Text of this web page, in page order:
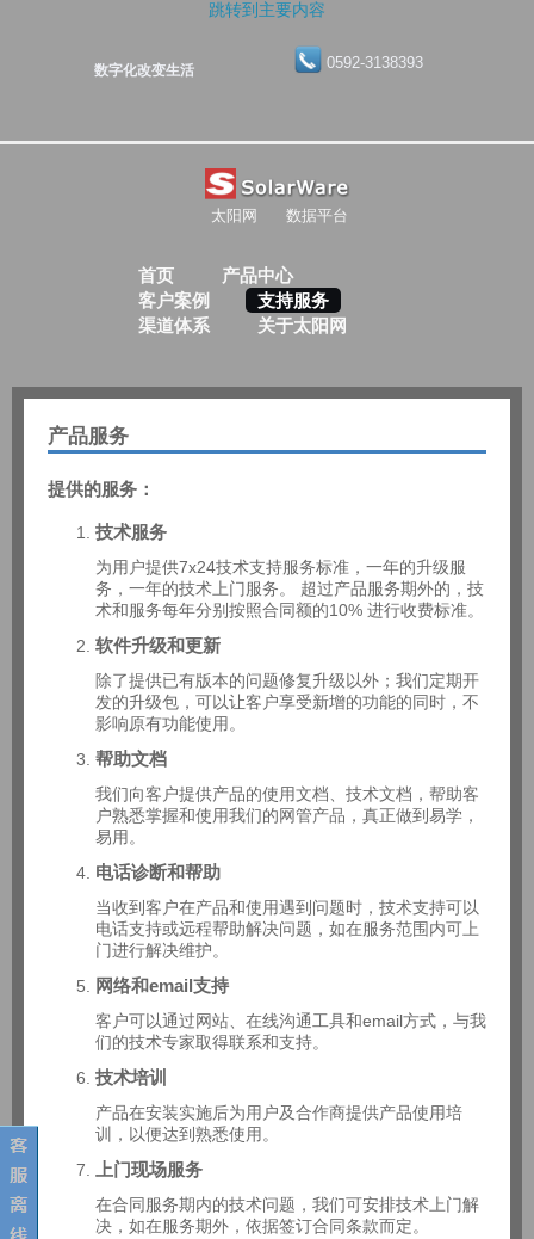
跳转到主要内容
数字化改变生活 0592-3138393
太阳网 数据平台
首页
产品中心
客户案例
支持服务
渠道体系
关于太阳网
产品服务
提供的服务：
技术服务
为用户提供7x24技术支持服务标准，一年的升级服
务，一年的技术上门服务。 超过产品服务期外的，技
术和服务每年分别按照合同额的10% 进行收费标准。
软件升级和更新
除了提供已有版本的问题修复升级以外；我们定期开
发的升级包，可以让客户享受新增的功能的同时，不
影响原有功能使用。
帮助文档
我们向客户提供产品的使用文档、技术文档，帮助客
户熟悉掌握和使用我们的网管产品，真正做到易学，
易用。
电话诊断和帮助
当收到客户在产品和使用遇到问题时，技术支持可以
电话支持或远程帮助解决问题，如在服务范围内可上
门进行解决维护。
网络和email支持
客户可以通过网站、在线沟通工具和email方式，与我
们的技术专家取得联系和支持。
技术培训
产品在安装实施后为用户及合作商提供产品使用培
训，以便达到熟悉使用。
上门现场服务
在合同服务期内的技术问题，我们可安排技术上门解
决，如在服务期外，依据签订合同条款而定。